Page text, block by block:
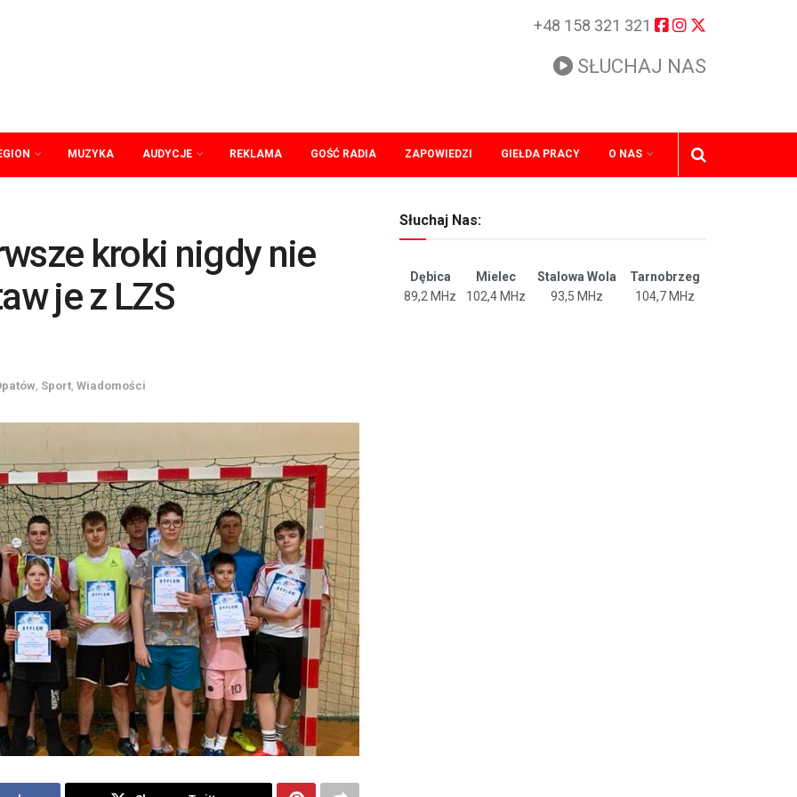
+48 158 321 321
SŁUCHAJ NAS
MUZYKA AUDYCJE REKLAMA GOŚĆ RADIA ZAPOWIEDZI GIEŁDA PRACY O NAS
kroki nigdy nie
je z LZS
Sport Wiadomości
Słuchaj Nas:
Dębica Mielec Stalowa Wola
Tarnobrzeg
89,2 MHz
102,4 MHz 93,5 MHz 104,7 MHz